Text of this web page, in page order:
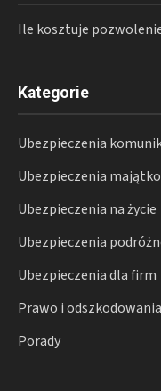
Ile kosztuje
Kategorie
Ubezpieczenia
Ubezpieczenia
Ubezpieczenia na życie
Ubezpieczenia
Ubezpieczenia dla firm
Prawo i odszkodowania
Porady